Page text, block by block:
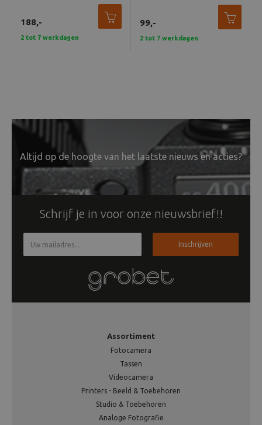
188,-
2 tot 7 werkdagen
99,-
2 tot 7 werkdagen
Altijd op de hoogte van het laatste nieuws en acties?
Schrijf je in voor onze nieuwsbrief!!
Inschrijven
Assortiment
Fotocamera
Tassen
Videocamera
Printers - Beeld & Toebehoren
Studio & Toebehoren
Analoge Fotografie